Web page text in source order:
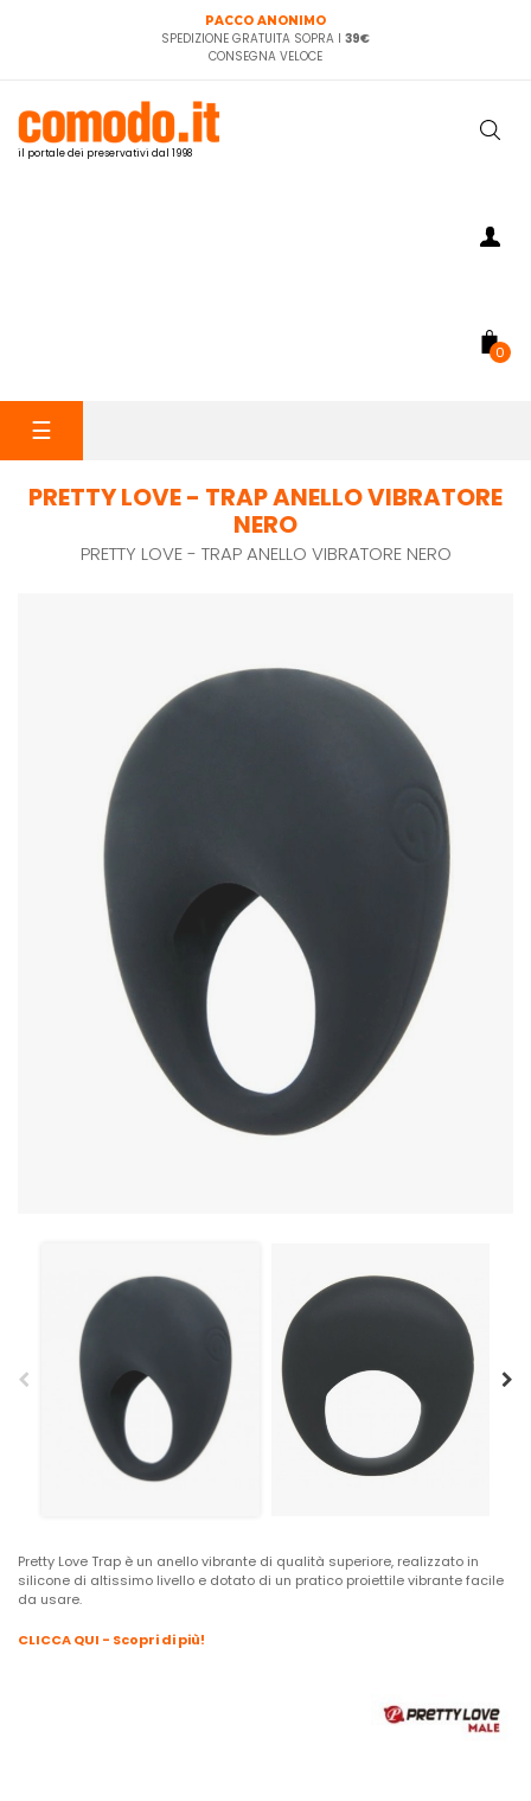
PACCO ANONIMO
SPEDIZIONE GRATUITA SOPRA I 39€
CONSEGNA VELOCE
il portale dei preservativi dal 1998
0
navigazione
☰
PRETTY LOVE - TRAP ANELLO VIBRATORE
NERO
PRETTY LOVE - TRAP ANELLO VIBRATORE NERO
Pretty Love Trap è un anello vibrante di qualità superiore, realizzato in
silicone di altissimo livello e dotato di un pratico proiettile vibrante facile
da usare.
CLICCA QUI - Scopri di più!